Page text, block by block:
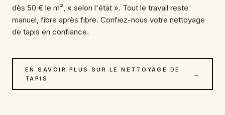
dès 50 € le m², « selon l'état ». Tout le travail reste
manuel, fibre après fibre. Confiez-nous votre nettoyage
de tapis en confiance.
EN SAVOIR PLUS SUR LE NETTOYAGE DE
TAPIS
→